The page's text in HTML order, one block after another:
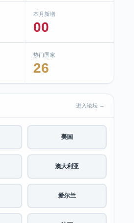
本月新增
00
热门国家
26
进入论坛 →
美国
澳大利亚
爱尔兰